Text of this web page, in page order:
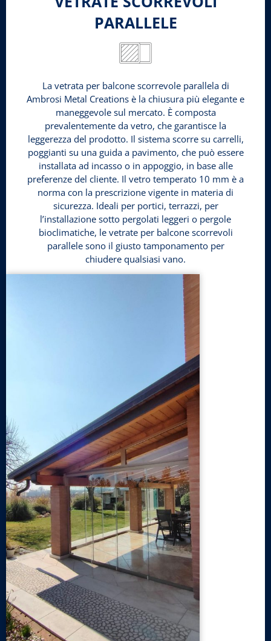
PARALLELE
La vetrata per balcone scorrevole parallela di
Ambrosi Metal Creations è la chiusura più elegante e
maneggevole sul mercato. È composta
prevalentemente da vetro, che garantisce la
leggerezza del prodotto. Il sistema scorre su carrelli,
poggianti su una guida a pavimento, che può essere
installata ad incasso o in appoggio, in base alle
preferenze del cliente. Il vetro temperato 10 mm è a
norma con la prescrizione vigente in materia di
sicurezza. Ideali per portici, terrazzi, per
l’installazione sotto pergolati leggeri o pergole
bioclimatiche, le vetrate per balcone scorrevoli
parallele sono il giusto tamponamento per
chiudere qualsiasi vano.